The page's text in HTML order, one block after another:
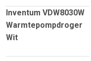
Inventum VDW8030W
Warmtepompdroger
Wit